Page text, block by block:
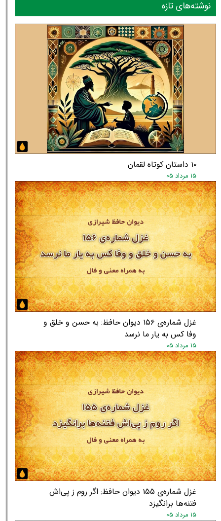
★★
۱۰ داستان کوتاه لقمان
۱۵ مرداد ۰۵
غزل شماره‌ی ۱۵۶ دیوان حافظ: به حسن و خلق و
وفا کس به یار ما نرسد
۱۵ مرداد ۰۵
غزل شماره‌ی ۱۵۵ دیوان حافظ: اگر روم ز پی‌اش
فتنه‌ها برانگیزد
۱۵ مرداد ۰۵
نوشته‌های تازه